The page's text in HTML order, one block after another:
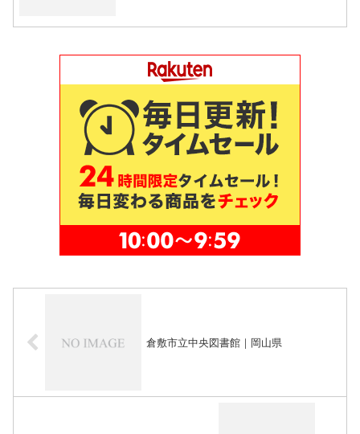
倉敷市立中央図書館｜岡山県